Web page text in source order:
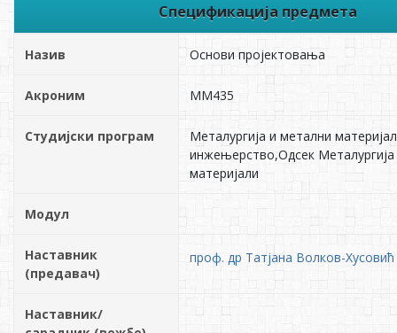
Спецификација предмета
Назив Основи пројектовања
Акроним ММ435
Студијски програм
Металургија и метални
инжењерство,Одсек
материјали
Модул
Наставник
(предавач)
проф. др Татјана Волков-Хусовић
Наставник/